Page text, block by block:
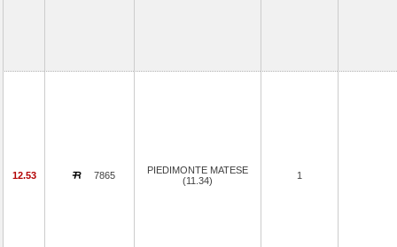
12.53 7865
PIEDIMONTE MATESE
(11.34)
1